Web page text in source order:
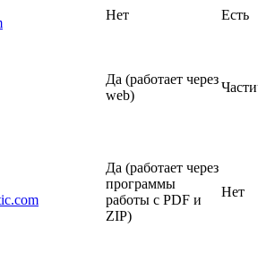
Нет Есть
Да (работает через
web)
Да (работает через
программы
работы с PDF и
ZIP)
Нет